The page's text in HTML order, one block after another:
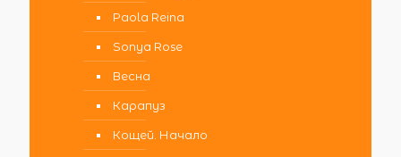
Paola Reina
Sonya Rose
Весна
Карапуз
Кощей. Начало